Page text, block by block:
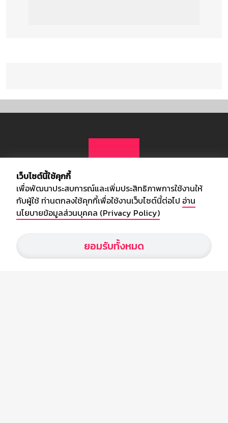
เกี่ยวกับเรา
อัพเดทข่าวสารวงการกีฬา ฟุตบอล ผลบอล ผลฟุตบอลทั่วโลก ฟรีเมียร์
ลีก ไทยลีก ฟุตบอลโลก ยูฟ่าแซมเปี้ยนส์ลีก พร้อมทั้งวิเคราะห์บอล จาก
เว็บไซต์นี้ใช้คุกกี้
เพื่อพัฒนาประสบการณ์และเพิ่มประสิทธิภาพการใช้งานให้
กับผู้ใช้ ท่านตกลงใช้คุกกี้เพื่อใช้งานเว็บไซต์นี้ต่อไป อ่าน
นโยบายข้อมูลส่วนบุคคล (Privacy Policy)
ยอมรับทั้งหมด